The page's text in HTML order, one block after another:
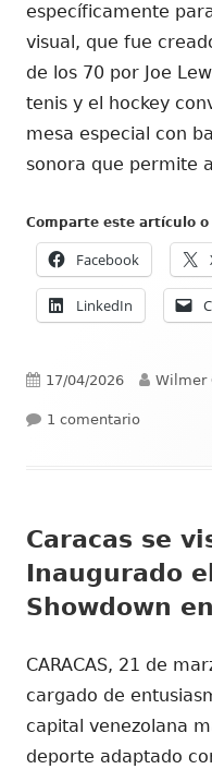
específicamente
visual, que fue
de los 70 por Joe
tenis y el hockey
mesa especial con
sonora que permite
Comparte este artículo o
Facebook
LinkedIn
Publicado
el
17/04/2026 Autor
Wilmer
1 comentarioen
Caracas se
Inaugurado
Showdown
CARACAS, 21 de
cargado de
capital venezolana
deporte adaptado